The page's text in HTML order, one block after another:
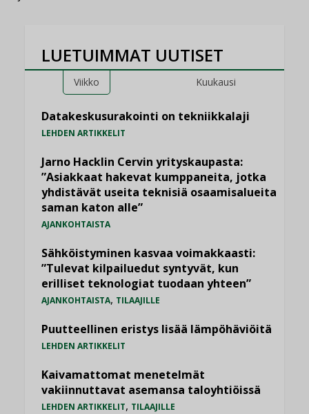
LUETUIMMAT UUTISET
Viikko Kuukausi
Datakeskusurakointi on tekniikkalaji
LEHDEN ARTIKKELIT
Jarno Hacklin Cervin yrityskaupasta:
”Asiakkaat hakevat kumppaneita, jotka
yhdistävät useita teknisiä osaamisalueita
saman katon alle”
AJANKOHTAISTA
Sähköistyminen kasvaa voimakkaasti:
”Tulevat kilpailuedut syntyvät, kun
erilliset teknologiat tuodaan yhteen”
AJANKOHTAISTA, TILAAJILLE
Puutteellinen eristys lisää lämpöhäviöitä
LEHDEN ARTIKKELIT
Kaivamattomat menetelmät
vakiinnuttavat asemansa taloyhtiöissä
LEHDEN ARTIKKELIT, TILAAJILLE